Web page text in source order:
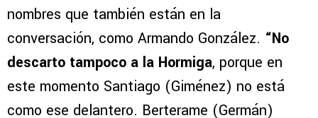
nombres que también están en la
conversación, como Armando González. “No
descarto tampoco a la Hormiga, porque en
este momento Santiago (Giménez) no está
como ese delantero. Berterame (Germán)